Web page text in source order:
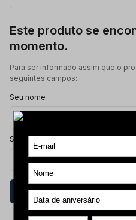
Este produto se
momento.
Para ser informado assim que o
seguintes campos:
Seu nome
Seu email